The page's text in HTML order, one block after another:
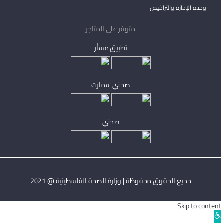
وحدة الإجازة والتراخيص
متوفر على المتاجر
تطبيق مساْر
صحتي سمارت
صحتي
جميع الحقوق محفوظة | وزارة الصحة الفلسطينية @ 2021
Skip to content
Open